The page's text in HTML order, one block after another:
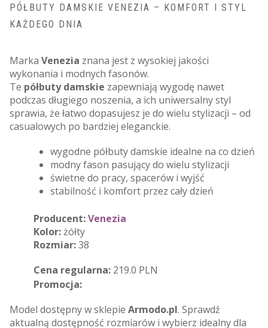
PÓŁBUTY DAMSKIE VENEZIA – KOMFORT I STYL
KAŻDEGO DNIA
Marka Venezia znana jest z wysokiej jakości
wykonania i modnych fasonów.
Te półbuty damskie zapewniają wygodę nawet
podczas długiego noszenia, a ich uniwersalny styl
sprawia, że łatwo dopasujesz je do wielu stylizacji – od
casualowych po bardziej eleganckie.
wygodne półbuty damskie idealne na co dzień
modny fason pasujący do wielu stylizacji
świetne do pracy, spacerów i wyjść
stabilność i komfort przez cały dzień
Producent:Venezia
Kolor:żółty
Rozmiar:38
Cena regularna: 219.0 PLN
Promocja:
Model dostępny w sklepie Armodo.pl. Sprawdź
aktualną dostępność rozmiarów i wybierz idealny dla